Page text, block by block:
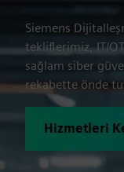
Siemens
tekliflerimiz, IT/
sağlam siber
rekabette önde
Hizmetleri